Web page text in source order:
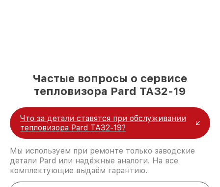
Частые вопросы о сервисе
тепловизора Pard TA32-19
Что за детали ставятся при обслуживании
тепловизора Pard TA32-19?
Мы используем при ремонте только заводские
детали Pard или надёжные аналоги. На все
комплектующие выдаём гарантию.